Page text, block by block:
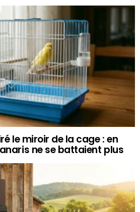
le miroir de la cage : en
ne se battaient plus